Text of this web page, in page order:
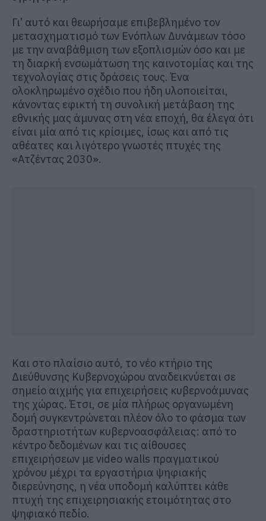
Γι’ αυτό και θεωρήσαμε επιβεβλημένο τον
μετασχηματισμό των Ενόπλων Δυνάμεων τόσο
με την αναβάθμιση των εξοπλισμών όσο και με
τη διαρκή ενσωμάτωση της καινοτομίας και της
τεχνολογίας στις δράσεις τους. Ένα
ολοκληρωμένο σχέδιο που ήδη υλοποιείται,
κάνοντας εφικτή τη συνολική μετάβαση της
εθνικής μας άμυνας στη νέα εποχή, θα έλεγα ότι
είναι μία από τις κρίσιμες, ίσως και από τις
αθέατες και λιγότερο γνωστές πτυχές της
«Ατζέντας 2030».
Και στο πλαίσιο αυτό, το νέο κτήριο της
Διεύθυνσης Κυβερνοχώρου αναδεικνύεται σε
σημείο αιχμής για επιχειρήσεις κυβερνοάμυνας
της χώρας. Έτσι, σε μία πλήρως οργανωμένη
δομή συγκεντρώνεται πλέον όλο το φάσμα των
δραστηριοτήτων κυβερνοασφάλειας: από το
κέντρο δεδομένων και τις αίθουσες
επιχειρήσεων με video walls πραγματικού
χρόνου μέχρι τα εργαστήρια ψηφιακής
διερεύνησης, η νέα υποδομή καλύπτει κάθε
πτυχή της επιχειρησιακής ετοιμότητας στο
ψηφιακό πεδίο.